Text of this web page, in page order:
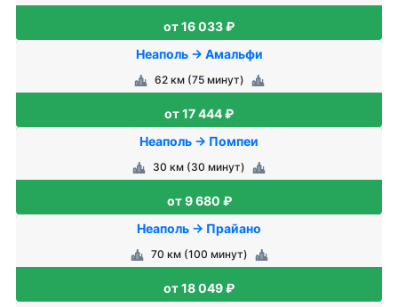
от 16 033 ₽
Неаполь → Амальфи
62 км (75 минут)
от 17 444 ₽
Неаполь → Помпеи
30 км (30 минут)
от 9 680 ₽
Неаполь → Прайано
70 км (100 минут)
от 18 049 ₽